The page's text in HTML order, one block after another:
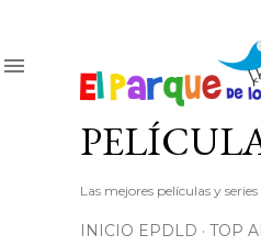
Las mejores películas y
INICIO EPDLD TOP